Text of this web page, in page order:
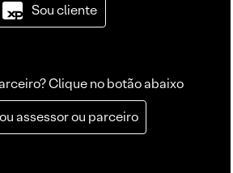
Sou cliente
Clique no botão abaixo
assessor ou parceiro